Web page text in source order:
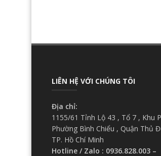
LIÊN HỆ VỚI CHÚNG TÔI
Địa chỉ:
1155/61 Tỉnh Lộ 43 , Tổ 7 , Khu
Phường Bình Chiểu , Quận Thủ
TP. Hồ Chí Minh
Hotline / Zalo : 0936.828.003 –